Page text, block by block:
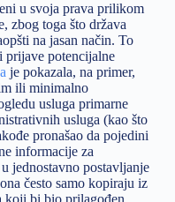
u svoja prava prilikom
zbog toga što država
na jasan način. To
prijave potencijalne
je pokazala, na primer,
ili minimalno
usluga primarne
usluga (kao što
pronašao da pojedini
informacije za
jednostavno postavljanje
često samo kopiraju iz